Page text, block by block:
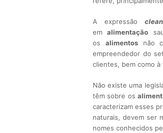
A expressão
emalimentação
os alimentosnão
empreendedor do
clientes, bem como
Não existe uma
têm sobre os
caracterizam esses
naturais, devem ser
nomes conhecidos